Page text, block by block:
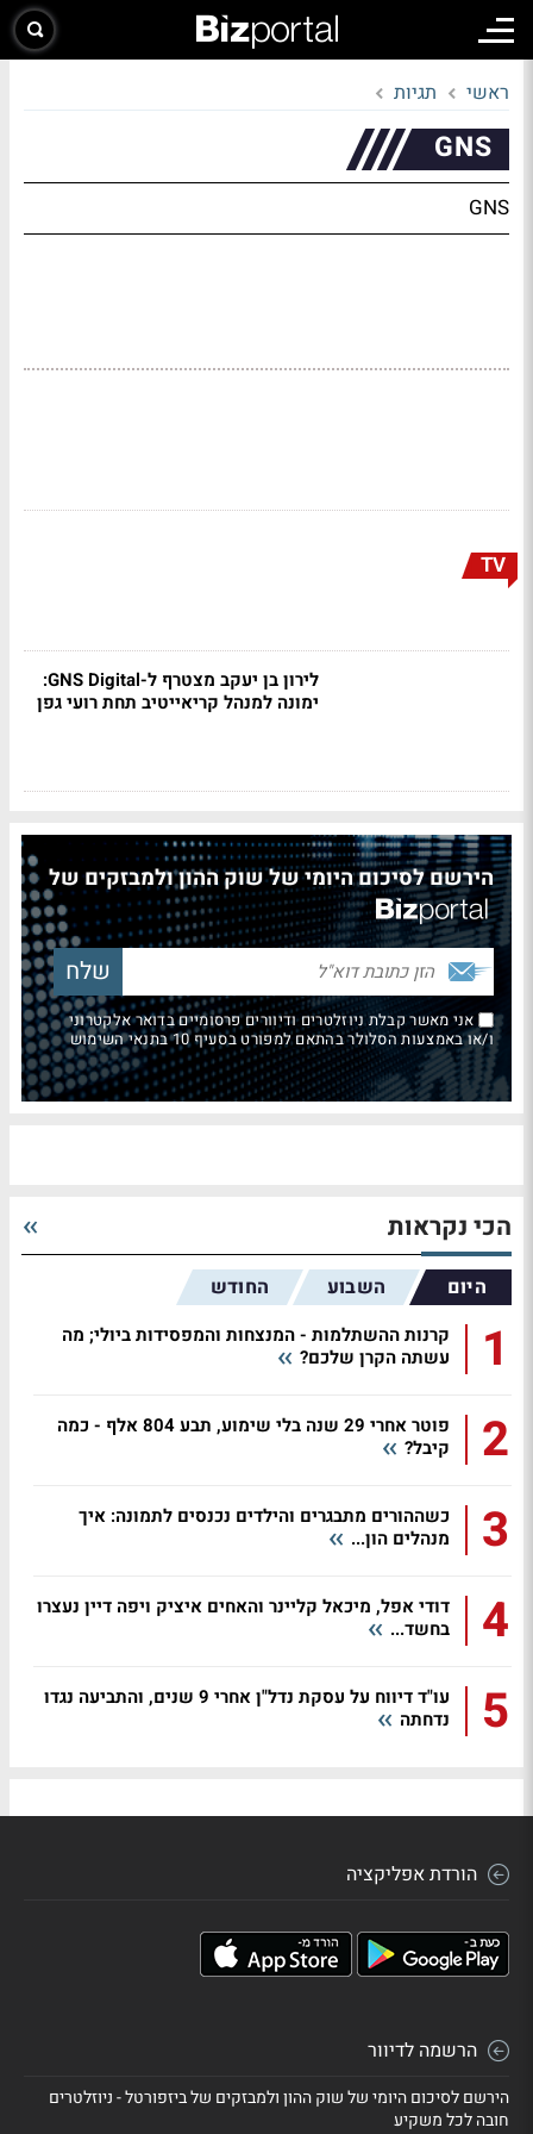
ראשי תגיות
GNS
GNS
TV
לירון בן יעקב מצטרף ל-GNS Digital:
ימונה למנהל קריאייטיב תחת רועי גפן
הירשם לסיכום היומי של שוק ההון ולמבזקים של
אני מאשר קבלת ניוזלטרים ודיוורים פרסומיים בדואר אלקטרוני
ו/או באמצעות הסלולר בהתאם למפורט בסעיף 10 בתנאי השימוש
הכי נקראות
היום השבוע החודש
1
קרנות ההשתלמות - המנצחות והמפסידות ביולי; מה
עשתה הקרן שלכם?
2
פוטר אחרי 29 שנה בלי שימוע, תבע 804 אלף - כמה
קיבל?
3
כשההורים מתבגרים והילדים נכנסים לתמונה: איך
מנהלים הון...
4
דודי אפל, מיכאל קליינר והאחים איציק ויפה דיין נעצרו
בחשד...
5
עו"ד דיווח על עסקת נדל"ן אחרי 9 שנים, והתביעה נגדו
נדחתה
הורדת אפליקציה
הרשמה לדיוור
הירשם לסיכום היומי של שוק ההון ולמבזקים של ביזפורטל - ניוזלטרים
חובה לכל משקיע